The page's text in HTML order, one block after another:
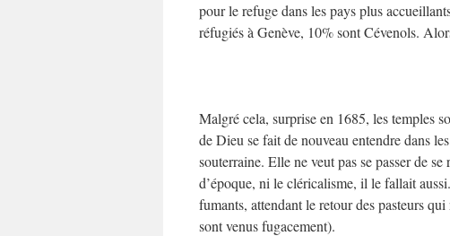
pour le refuge dans les pays plus
réfugiés à Genève, 10% sont Cévenols.
Malgré cela, surprise en 1685, les temples
de Dieu se fait de nouveau entendre dans
souterraine. Elle ne veut pas se passer de
d’époque, ni le cléricalisme, il le fallait
fumants, attendant le retour des pasteurs
sont venus fugacement).